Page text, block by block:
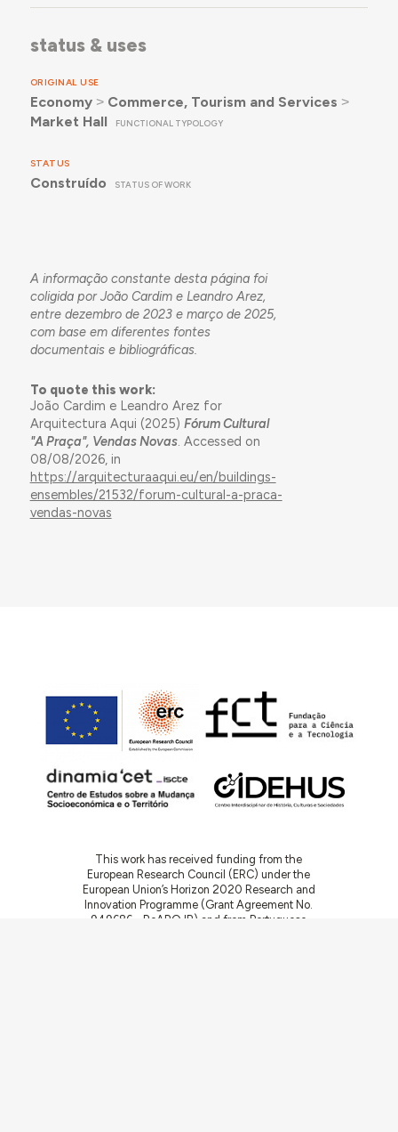
status & uses
ORIGINAL USE
Economy˃ Commerce, Tourism and Services ˃
Market Hall
FUNCTIONAL TYPOLOGY
STATUS
Construído STATUS OF WORK
A informação constante desta página foi
coligida por João Cardim e Leandro Arez,
entre dezembro de 2023 e março de 2025,
com base em diferentes fontes
documentais e bibliográficas.
To quote this work:
João Cardim e Leandro Arez for
Arquitectura Aqui (2025) Fórum Cultural
"A Praça", Vendas Novas. Accessed on
08/08/2026, in
https://arquitecturaaqui.eu/en/buildings-
ensembles/21532/forum-cultural-a-praca-
vendas-novas
This work has received funding from the
European Research Council (ERC) under the
European Union’s Horizon 2020 Research and
Innovation Programme (Grant Agreement No.
949686 - ReARQ.IB) and from Portuguese